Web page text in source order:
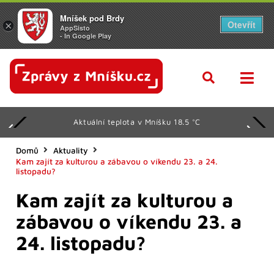
Aktuální teplota v Mníšku 18.5 °C
Domů
Aktuality
Kam zajít za kulturou a zábavou o víkendu 23. a 24.
listopadu?
Kam zajít za kulturou a
zábavou o víkendu 23. a
24. listopadu?
×
Mníšek pod Brdy
AppSisto
- In Google Play
Otevřít